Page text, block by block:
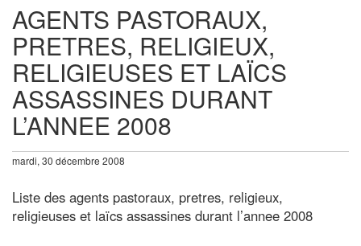
AGENTS PASTORAUX,
PRETRES, RELIGIEUX,
RELIGIEUSES ET LAÏCS
ASSASSINES DURANT
L’ANNEE 2008
mardi, 30 décembre 2008
Liste des agents pastoraux, pretres, religieux,
religieuses et laïcs assassines durant l’annee 2008